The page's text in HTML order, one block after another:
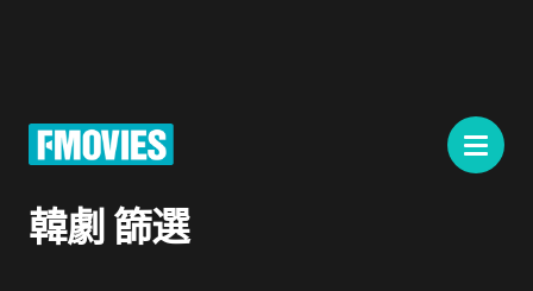
韓劇 篩選